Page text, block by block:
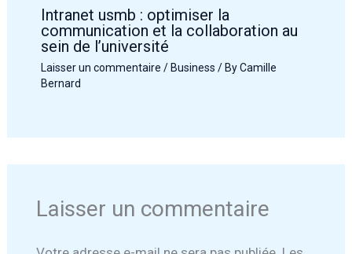
Intranet usmb : optimiser la
communication et la collaboration au
sein de l’université
Laisser un commentaire / Business / ByCamille
Bernard
Laisser un commentaire